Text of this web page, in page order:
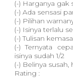
(-) Harganya gak
(-) Ada sensasi
(-) Pilihan
(-) Isinya terlalu
(-) Tulisan
(-) Ternyata
isinya sudah 1/2
(-) Belinya
Rating :